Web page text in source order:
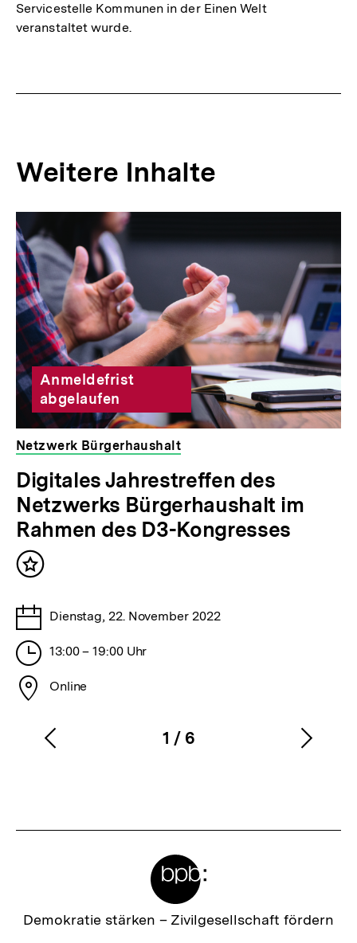
Servicestelle Kommunen in der Einen Welt
veranstaltet wurde.
Weitere Inhalte
Inhaltskarousell
für
weitere
Inhalte
Inhaltskarussell
überspringen
Anmeldefrist
abgelaufen
Netzwerk Bürgerhaushalt
veranstaltet
von
der
bpb
Digitales Jahrestreffen des
Netzwerks Bürgerhaushalt im
Rahmen des D3-Kongresses
Inhalt
Tage
Dienstag, 22. November 2022
Stunden
13:00 – 19:00 Uhr
Stadt
Online
Karussellinhalt
1
von
/ 6
Vorherigen
Zur
Demokratie stärken – Zivilgesellschaft fördern